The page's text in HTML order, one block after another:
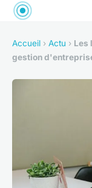
Accueil › Actu › Les
gestion